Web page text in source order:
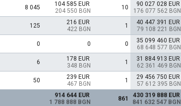
8 045
104 585 EUR
204 550 BGN
10
90 027 028 EUR
176 077 562 BGN
125
216 EUR
422 BGN
1
40 447 391 EUR
79 108 221 BGN
0 0 0
35 099 460 EUR
68 648 577 BGN
6
178 EUR
348 BGN
1
31 884 913 EUR
62 361 469 BGN
50
239 EUR
467 BGN
1
29 456 750 EUR
57 612 395 BGN
914 644 EUR
1 788 888 BGN
861
430 319 888 EUR
841 632 547 BGN